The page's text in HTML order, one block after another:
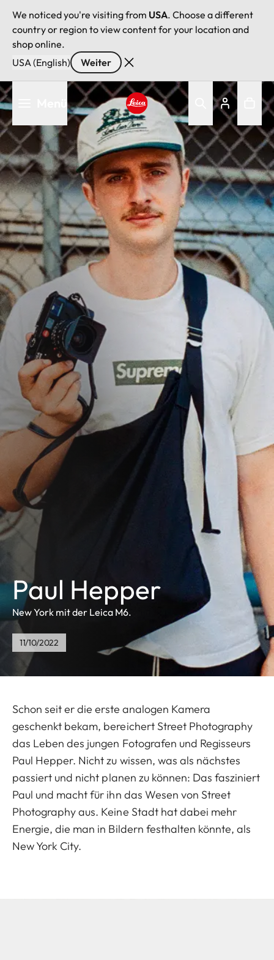
We noticed you're visiting from USA. Choose a different
country or region to view content for your location and
shop online.
USA (English)
Weiter
Direkt
zum
Inhalt
Leica logo - Home
Paul Hepper
New York mit der Leica M6.
11/10/2022
Schon seit er die erste analogen Kamera
geschenkt bekam, bereichert Street Photography
das Leben des jungen Fotografen und Regisseurs
Paul Hepper. Nicht zu wissen, was als nächstes
passiert und nicht planen zu können: Das fasziniert
Paul und macht für ihn das Wesen von Street
Photography aus. Keine Stadt hat dabei mehr
Energie, die man in Bildern festhalten könnte, als
New York City.